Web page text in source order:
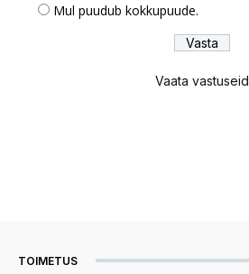
Mul puudub kokkupuude.
Vaata vastuseid
TOIMETUS